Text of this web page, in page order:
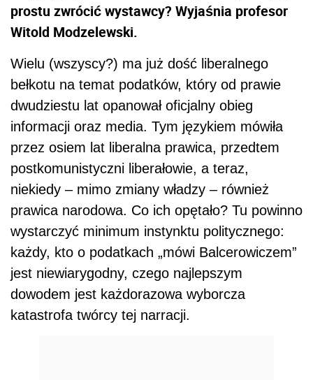
prostu zwrócić wystawcy? Wyjaśnia profesor
Witold Modzelewski.
Wielu (wszyscy?) ma już dość liberalnego
bełkotu na temat podatków, który od prawie
dwudziestu lat opanował oficjalny obieg
informacji oraz media. Tym językiem mówiła
przez osiem lat liberalna prawica, przedtem
postkomunistyczni liberałowie, a teraz,
niekiedy – mimo zmiany władzy – również
prawica narodowa. Co ich opętało? Tu powinno
wystarczyć minimum instynktu politycznego:
każdy, kto o podatkach „mówi Balcerowiczem”
jest niewiarygodny, czego najlepszym
dowodem jest każdorazowa wyborcza
katastrofa twórcy tej narracji.